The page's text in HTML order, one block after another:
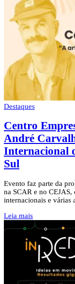
Destaques
Centro
André
Internacional
Sul
Evento faz parte da
na SCAR e no CEJAS,
internacionais e várias
Leia mais